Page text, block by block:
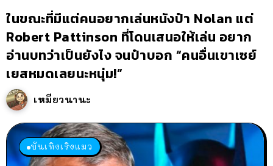
ในขณะที่มีแต่คนอยากเล่นหนังป๋า Nolan แต่
Robert Pattinson ที่โดนเสนอให้เล่น อยาก
อ่านบทว่าเป็นยังไง จนป๋าบอก “คนอื่นเขาเซย์
เยสหมดเลยนะหนุ่ม!”
เหมียวนานะ
บันเทิงเริงแมว